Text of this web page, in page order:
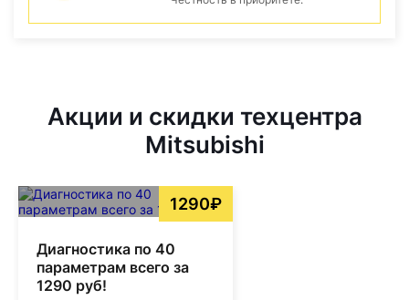
Акции и скидки техцентра
Mitsubishi
1290₽
Диагностика по 40
параметрам всего за
1290 руб!